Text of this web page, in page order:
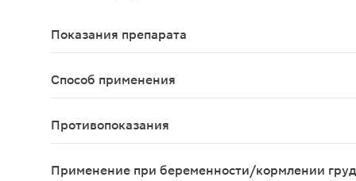
Показания препарата
В качестве биологически активной добавки к
Способ применения
Противопоказания
Индивидуальная непереносимость
Применение при беременности/кормлении